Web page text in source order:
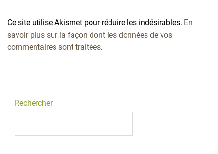
Ce site utilise Akismet pour réduire les indésirables. En
savoir plus sur la façon dont les données de vos
commentaires sont traitées.
Rechercher